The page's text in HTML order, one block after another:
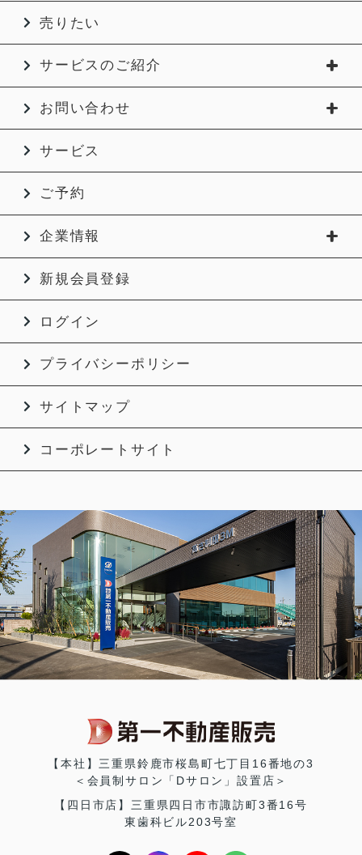
売りたい
サービスのご紹介
お問い合わせ
サービス
ご予約
企業情報
新規会員登録
ログイン
プライバシーポリシー
サイトマップ
コーポレートサイト
【本社】三重県鈴鹿市桜島町七丁目16番地の3
＜会員制サロン「Dサロン」設置店＞
【四日市店】三重県四日市市諏訪町3番16号
東歯科ビル203号室